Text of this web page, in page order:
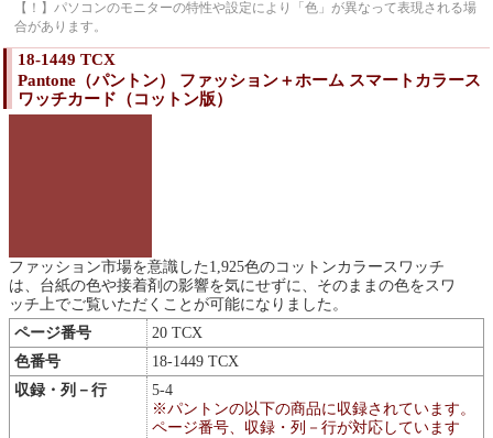
【！】パソコンのモニターの特性や設定により「色」が異なって表現される場
合があります。
18-1449 TCX
Pantone（パントン） ファッション＋ホーム スマートカラース
ワッチカード（コットン版）
ファッション市場を意識した1,925色のコットンカラースワッチ
は、台紙の色や接着剤の影響を気にせずに、そのままの色をスワ
ッチ上でご覧いただくことが可能になりました。
ページ番号
20 TCX
色番号
18-1449 TCX
収録・列－行
5-4
※パントンの以下の商品に収録されています。
ページ番号、収録・列－行が対応しています